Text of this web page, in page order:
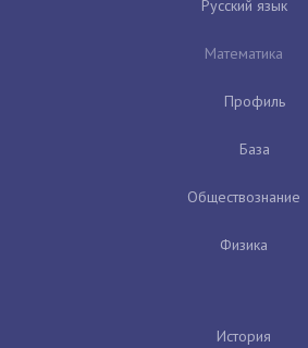
Русский язык
Математика
Профиль
База
Обществознание
Физика
История